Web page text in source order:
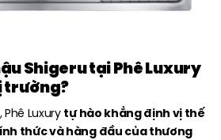
Shigeru tại Phê Luxury
trường?
Luxurytự hào khẳng định vị thế
thức và hàng đầu của thương